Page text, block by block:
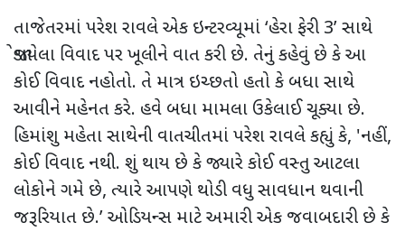
તાજેતરમાંપરેશ રાવલે એક ઇન્ટરવ્યૂમાં‘હેરા ફેરી 3’સાથે
જોડાયેલા વિવાદ પર ખૂલીને વાત કરી છે. તેનું કહેવું છે કે આ
કોઈ વિવાદ નહોતો. તે માત્ર ઇચ્છતો હતો કે બધા સાથે
આવીને મહેનત કરે. હવે બધા મામલા ઉકેલાઈ ચૂક્યા છે.
હિમાંશુ મહેતા સાથેની વાતચીતમાં પરેશ રાવલે કહ્યું કે, 'નહીં,
કોઈ વિવાદ નથી. શું થાય છે કે જ્યારે કોઈ વસ્તુ આટલા
લોકોને ગમે છે, ત્યારે આપણે થોડી વધુ સાવધાન થવાની
જરૂરિયાત છે.’ઓડિયન્સ માટે અમારી એક જવાબદારી છે કે